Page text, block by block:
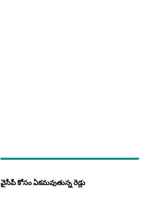
వైసీపీ కోసం ఏక‌మ‌వుతున్న రెడ్లు